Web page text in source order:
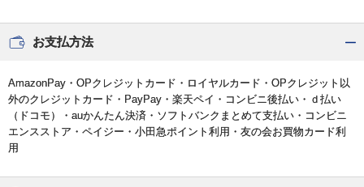
お支払方法
AmazonPay・OPクレジットカード・ロイヤルカード・OPクレジット以
外のクレジットカード・PayPay・楽天ペイ・コンビニ後払い・ｄ払い
（ドコモ）・auかんたん決済・ソフトバンクまとめて支払い・コンビニ
エンスストア・ペイジー・小田急ポイント利用・友の会お買物カード利
用